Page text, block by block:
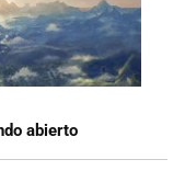
abierto